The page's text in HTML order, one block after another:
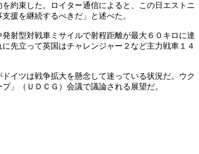
約束した。ロイター通信によると、この日エストニ
援を継続するべきだ」と述べた。
射型対戦車ミサイルで射程距離が最大６０キロに達
先立って英国はチャレンジャー２など主力戦車１４
イツは戦争拡大を懸念して迷っている状況だ。ウク
」（ＵＤＣＧ）会議で議論される展望だ。